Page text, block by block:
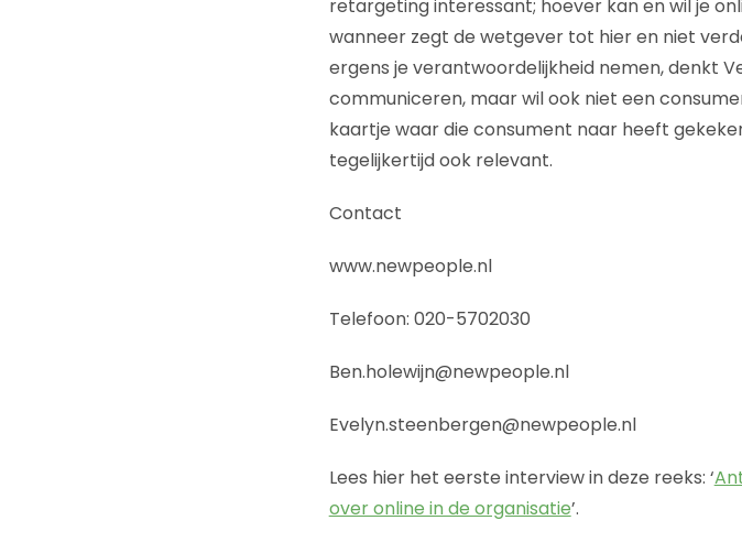
retargeting interessant; hoever kan en wil je
wanneer zegt de wetgever tot hier en niet
ergens je verantwoordelijkheid nemen, denkt
communiceren, maar wil ook niet een
kaartje waar die consument naar heeft
tegelijkertijd ook relevant.
Contact
www.newpeople.nl
Telefoon: 020-5702030
Ben.holewijn@newpeople.nl
Evelyn.steenbergen@newpeople.nl
Lees hier het eerste interview in deze reeks: ‘
over online in de organisatie’.